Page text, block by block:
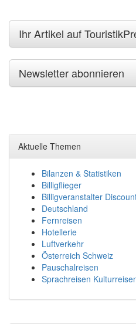
Ihr Artikel auf
Newsletter abonnieren
Aktuelle Themen
Bilanzen & Statistiken
Billigflieger
Billigveranstalter
Deutschland
Fernreisen
Hotellerie
Luftverkehr
Österreich Schweiz
Pauschalreisen
Sprachreisen